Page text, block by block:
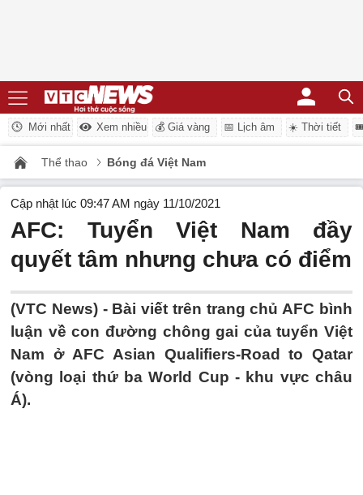
Mới nhất Xem nhiều 💰 Giá vàng 📅 Lịch âm ☀️ Thời tiết
Thể thao Bóng đá Việt Nam
Cập nhật lúc 09:47 AM ngày 11/10/2021
AFC: Tuyển Việt Nam đầy
quyết tâm nhưng chưa có điểm
(VTC News) - Bài viết trên trang chủ AFC bình
luận về con đường chông gai của tuyển Việt
Nam ở AFC Asian Qualifiers-Road to Qatar
(vòng loại thứ ba World Cup - khu vực châu
Á).